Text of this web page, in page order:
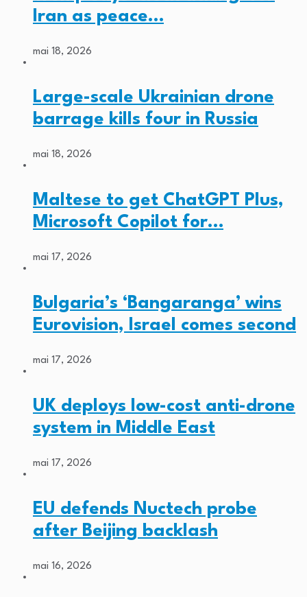
Iran as peace…
mai 18, 2026
Large-scale Ukrainian drone
barrage kills four in Russia
mai 18, 2026
Maltese to get ChatGPT Plus,
Microsoft Copilot for…
mai 17, 2026
Bulgaria’s ‘Bangaranga’ wins
Eurovision, Israel comes second
mai 17, 2026
UK deploys low-cost anti-drone
system in Middle East
mai 17, 2026
EU defends Nuctech probe
after Beijing backlash
mai 16, 2026